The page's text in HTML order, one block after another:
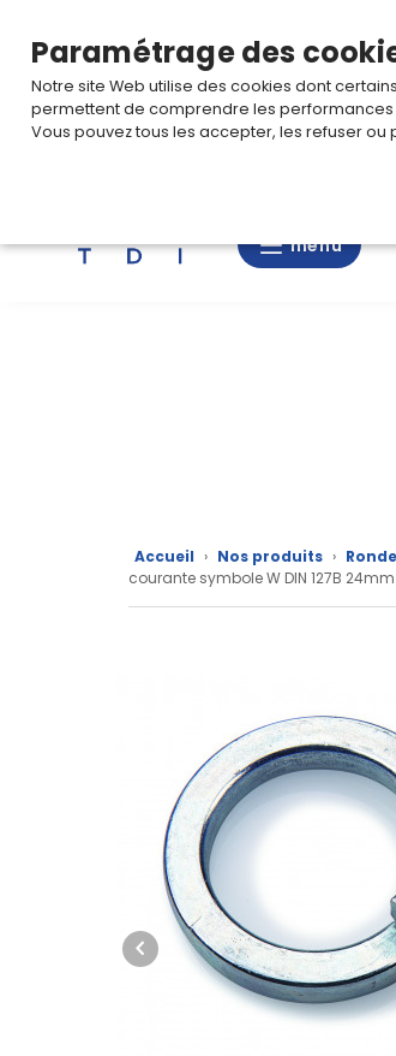
marques
Documentations
panier
menu
menu
Accueil › Nos produits ›
courante symbole W DIN 127B
Paramétrage des
Notre site Web utilise des cookies dont
permettent de comprendre les performances
Vous pouvez tous les accepter, les refuser ou